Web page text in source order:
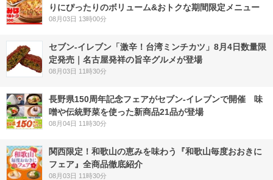
りにぴったりのボリューム&おトクな期間限定メニュー
08月03日 13時00分
セブン-イレブン「激辛！台湾ミンチカツ」8月4日数量限
定発売｜名古屋発祥の旨辛グルメが登場
08月03日 11時30分
長野県150周年記念フェアがセブン-イレブンで開催 味
噌や伝統野菜を使った新商品21品が登場
08月04日 11時30分
関西限定！和歌山の恵みを味わう『和歌山毎度おおきに
フェア』全商品徹底紹介
08月03日 11時30分